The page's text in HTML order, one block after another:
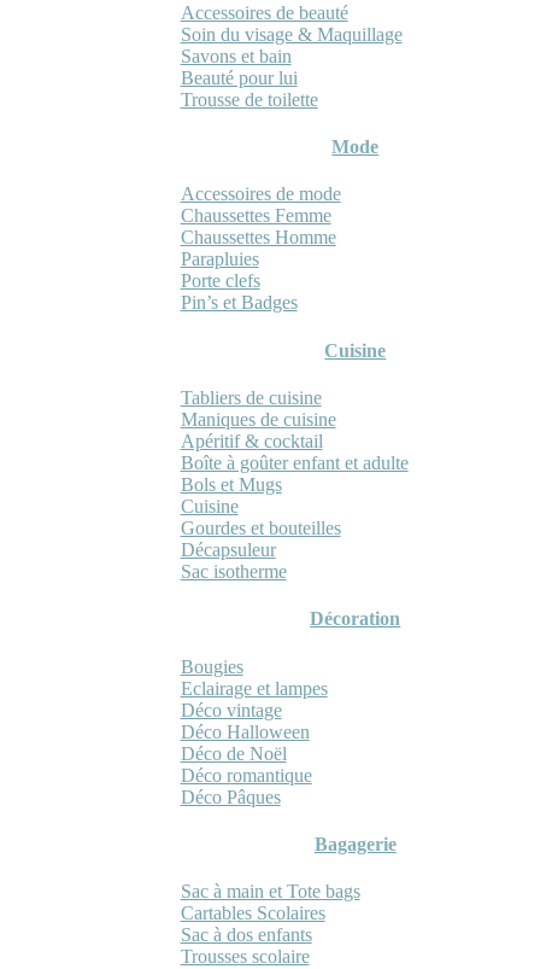
Accessoires de beauté
Soin du visage & Maquillage
Savons et bain
Beauté pour lui
Trousse de toilette
Mode
Accessoires de mode
Chaussettes Femme
Chaussettes Homme
Parapluies
Porte clefs
Pin’s et Badges
Cuisine
Tabliers de cuisine
Maniques de cuisine
Apéritif & cocktail
Boîte à goûter enfant et adulte
Bols et Mugs
Cuisine
Gourdes et bouteilles
Décapsuleur
Sac isotherme
Décoration
Bougies
Eclairage et lampes
Déco vintage
Déco Halloween
Déco de Noël
Déco romantique
Déco Pâques
Bagagerie
Sac à main et Tote bags
Cartables Scolaires
Sac à dos enfants
Trousses scolaire